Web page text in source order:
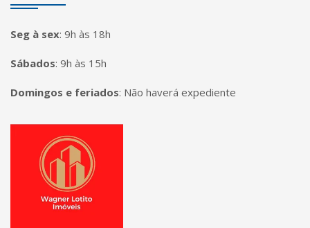
Seg à sex: 9h às 18h
Sábados: 9h às 15h
Domingos e feriados: Não haverá expediente
Página inicial